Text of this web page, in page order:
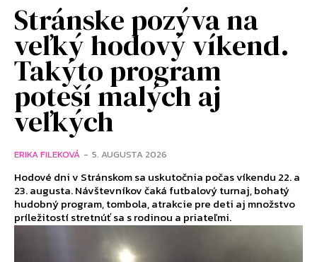
Stránske pozýva na
veľký hodový víkend.
Takýto program
poteší malých aj
veľkých
ERIKA FILEKOVÁ - 5. AUGUSTA 2026
Hodové dni v Stránskom sa uskutočnia počas víkendu 22. a
23. augusta. Návštevníkov čaká futbalový turnaj, bohatý
hudobný program, tombola, atrakcie pre deti aj množstvo
príležitostí stretnúť sa s rodinou a priateľmi.